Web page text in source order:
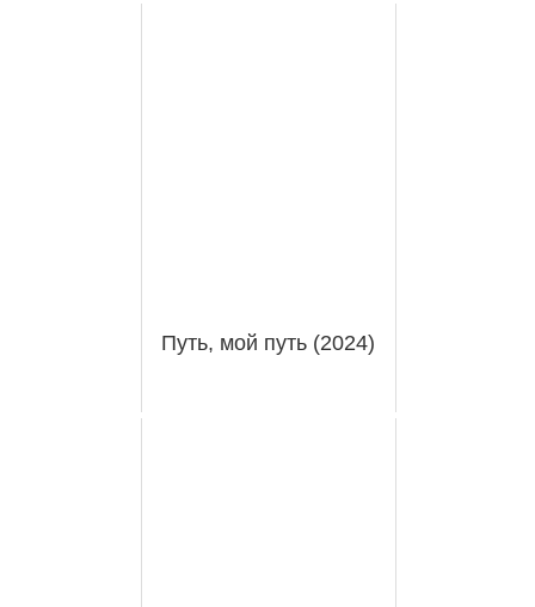
Путь, мой путь (2024)